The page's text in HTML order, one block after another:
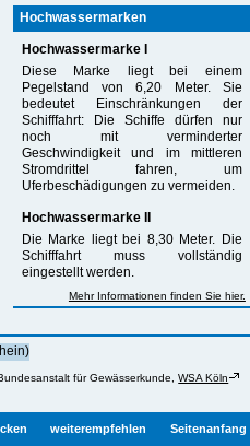
Hochwassermarken
Hochwassermarke I
Diese Marke liegt bei einem
Pegelstand von 6,20 Meter. Sie
bedeutet Einschränkungen der
Schifffahrt: Die Schiffe dürfen nur
noch mit verminderter
Geschwindigkeit und im mittleren
Stromdrittel fahren, um
Uferbeschädigungen zu vermeiden.
Hochwassermarke II
Die Marke liegt bei 8,30 Meter. Die
Schifffahrt muss vollständig
eingestellt werden.
Mehr Informationen finden Sie hier.
für Gewässerkunde,WSA Köln
weiterempfehlen Seitenanfang